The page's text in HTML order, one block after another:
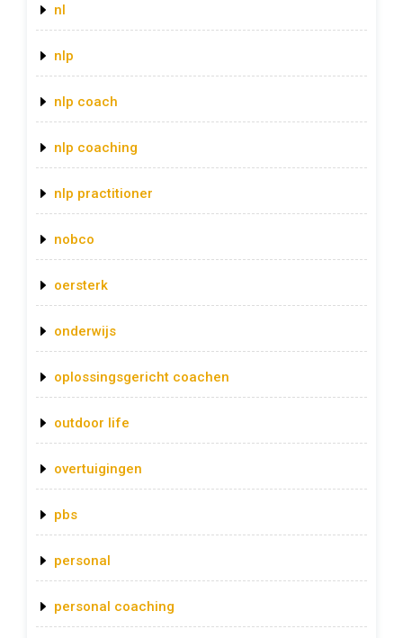
nl
nlp
nlp coach
nlp coaching
nlp practitioner
nobco
oersterk
onderwijs
oplossingsgericht coachen
outdoor life
overtuigingen
pbs
personal
personal coaching